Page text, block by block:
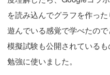
を読み込んでグラフを作っ
遊んでいる感覚で学べたので
模擬試験も公開されている
勉強に使いました。